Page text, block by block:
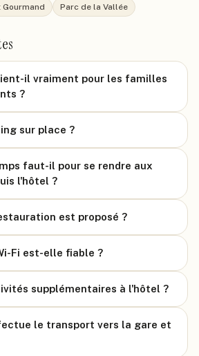
Parc de la Vallée
il vraiment pour les familles
?
sur place ?
faut-il pour se rendre aux
l'hôtel ?
est proposé ?
Fi est-elle fiable ?
supplémentaires à l'hôtel ?
le transport vers la gare et